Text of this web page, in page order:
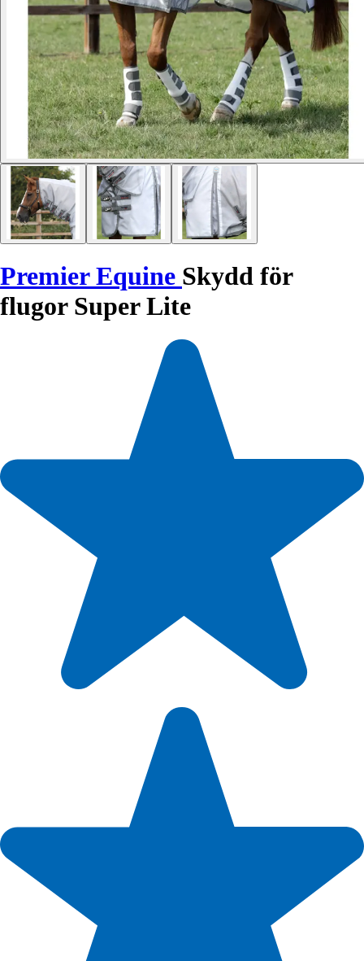
Premier Equine Skydd för
flugor Super Lite